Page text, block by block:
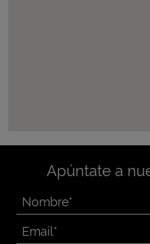
Apúntate a